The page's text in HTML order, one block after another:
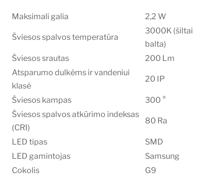
Maksimali galia 2,2 W
Šviesos spalvos temperatūra
3000K (šiltai
balta)
Šviesos srautas
200 Lm
Atsparumo dulkėms ir vandeniui
klasė
20 IP
Šviesos kampas
300 °
Šviesos spalvos atkūrimo indeksas
(CRI)
80 Ra
LED tipas
SMD
LED gamintojas
Samsung
Cokolis
G9